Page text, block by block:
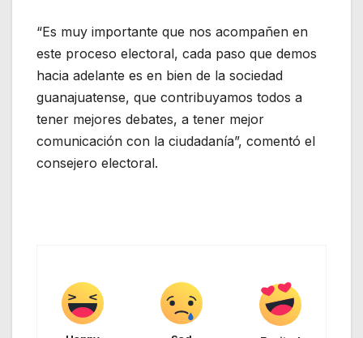
“Es muy importante que nos acompañen en
este proceso electoral, cada paso que demos
hacia adelante es en bien de la sociedad
guanajuatense, que contribuyamos todos a
tener mejores debates, a tener mejor
comunicación con la ciudadanía”, comentó el
consejero electoral.